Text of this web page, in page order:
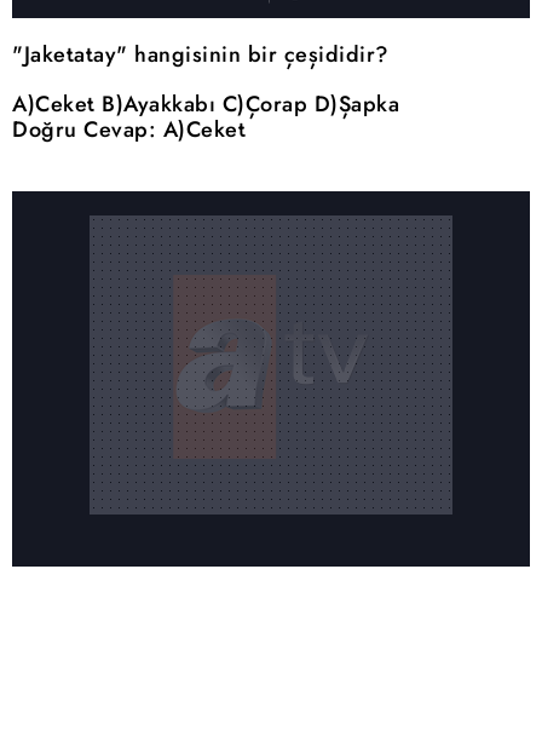
"Jaketatay" hangisinin bir çeşididir?
A)Ceket B)Ayakkabı C)Çorap D)Şapka
Doğru Cevap: A)Ceket